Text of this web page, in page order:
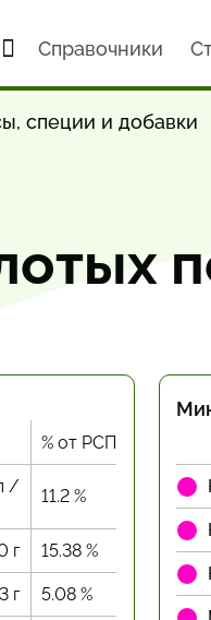
Cправочники
специи и добавки
% от РСП
/
11.2 %
г 15.38 %
г 5.08 %